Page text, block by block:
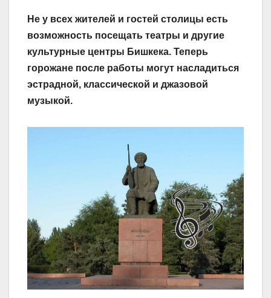
Не у всех жителей и гостей столицы есть
возможность посещать театры и другие
культурные центры Бишкека. Теперь
горожане после работы могут насладиться
эстрадной, классической и джазовой
музыкой.